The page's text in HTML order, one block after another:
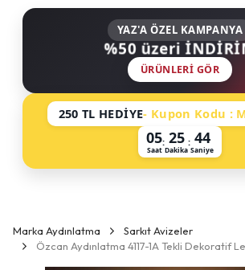
YAZ'A ÖZEL KAMPANYA
%50 üzeri
ÜRÜNLERI GÖR
250 TL HEDİYE- Kupon Kodu :
05
Saat
: 25
Dakika
: 43
Saniye
Marka Aydınlatma
Sarkıt Avizeler
Özcan Aydınlatma 4117-1A Tekli Dekoratif